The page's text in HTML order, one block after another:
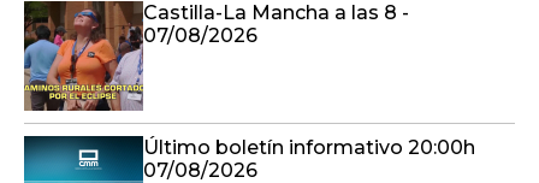
Castilla-La Mancha a las 8 -
07/08/2026
Último boletín informativo 20:00h
07/08/2026